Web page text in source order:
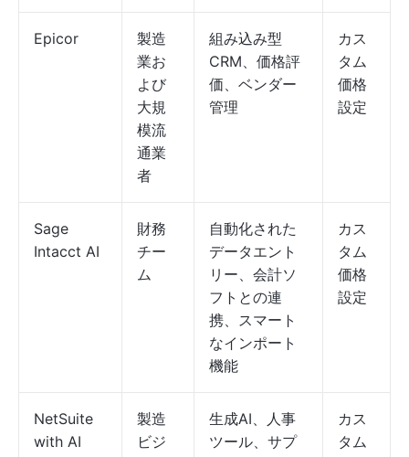
Epicor
製造
業お
よび
大規
模流
通業
者
組み込み型
CRM、価格評
価、ベンダー
管理
カス
タム
価格
設定
Sage
Intacct AI
財務
チー
ム
自動化された
データエント
リー、会計ソ
フトとの連
携、スマート
なインポート
機能
カス
タム
価格
設定
NetSuite
with AI
製造
ビジ
生成AI、人事
ツール、サプ
カス
タム